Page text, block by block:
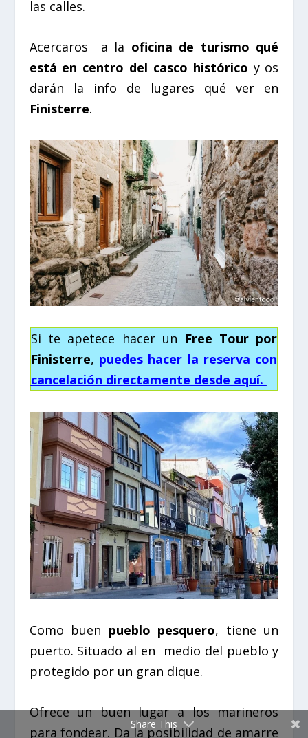
las calles.
Acercaros a la oficina de turismo qué
está en centro del casco histórico y os
darán la info de lugares qué ver en
Finisterre.
Si te apetece hacer un Free Tour por
Finisterre, puedes hacer la reserva con
cancelación directamente desde aquí.
Como buen pueblo pesquero, tiene un
puerto. Situado al en
medio del pueblo y
protegido por un gran dique.
Ofrece un buen lugar a los marineros
para fondear. Da la posibilidad de amarre
Share This